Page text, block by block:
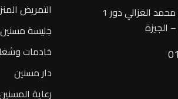
45 شارع الشيخ محمد الغزالي دور 1
الجيزة
التمريض
جليسة مسنين
خادمات
دار مسنين
رعاية